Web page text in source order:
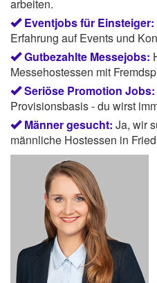
arbeiten.
Eventjobs für Einsteiger:
Erfahrung auf Events und
Gutbezahlte Messejobs:
Messehostessen mit
Seriöse Promotion Jobs:
Provisionsbasis - du wirst
Männer gesucht: Ja, wir
männliche Hostessen in